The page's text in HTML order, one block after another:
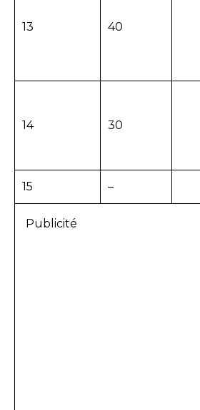
13 40
14 30
15 –
Publicité